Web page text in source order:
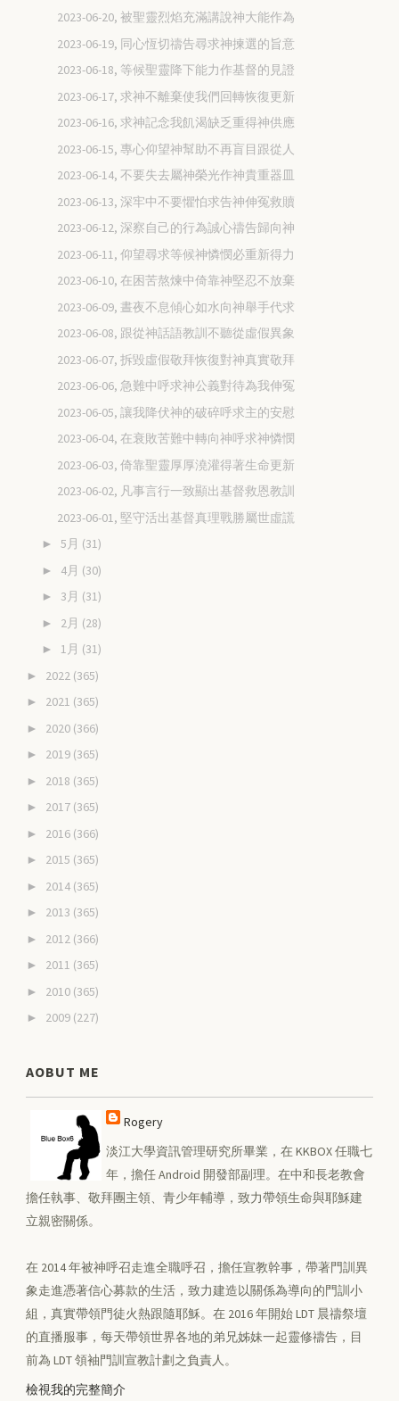
2023-06-20, 被聖靈烈焰充滿講說神大能作為
2023-06-19, 同心恆切禱告尋求神揀選的旨意
2023-06-18, 等候聖靈降下能力作基督的見證
2023-06-17, 求神不離棄使我們回轉恢復更新
2023-06-16, 求神記念我飢渴缺乏重得神供應
2023-06-15, 專心仰望神幫助不再盲目跟從人
2023-06-14, 不要失去屬神榮光作神貴重器皿
2023-06-13, 深牢中不要懼怕求告神伸冤救贖
2023-06-12, 深察自己的行為誠心禱告歸向神
2023-06-11, 仰望尋求等候神憐憫必重新得力
2023-06-10, 在困苦熬煉中倚靠神堅忍不放棄
2023-06-09, 晝夜不息傾心如水向神舉手代求
2023-06-08, 跟從神話語教訓不聽從虛假異象
2023-06-07, 拆毀虛假敬拜恢復對神真實敬拜
2023-06-06, 急難中呼求神公義對待為我伸冤
2023-06-05, 讓我降伏神的破碎呼求主的安慰
2023-06-04, 在衰敗苦難中轉向神呼求神憐憫
2023-06-03, 倚靠聖靈厚厚澆灌得著生命更新
2023-06-02, 凡事言行一致顯出基督救恩教訓
2023-06-01, 堅守活出基督真理戰勝屬世虛謊
► 5月 (31)
► 4月 (30)
► 3月 (31)
► 2月 (28)
► 1月 (31)
► 2022 (365)
► 2021 (365)
► 2020 (366)
► 2019 (365)
► 2018 (365)
► 2017 (365)
► 2016 (366)
► 2015 (365)
► 2014 (365)
► 2013 (365)
► 2012 (366)
► 2011 (365)
► 2010 (365)
► 2009 (227)
AOBUT ME
Rogery
淡江大學資訊管理研究所畢業，在 KKBOX 任職七
年，擔任 Android 開發部副理。在中和長老教會
擔任執事、敬拜團主領、青少年輔導，致力帶領生命與耶穌建
立親密關係。
在 2014 年被神呼召走進全職呼召，擔任宣教幹事，帶著門訓異
象走進憑著信心募款的生活，致力建造以關係為導向的門訓小
組，真實帶領門徒火熱跟隨耶穌。在 2016 年開始 LDT 晨禱祭壇
的直播服事，每天帶領世界各地的弟兄姊妹一起靈修禱告，目
前為 LDT 領袖門訓宣教計劃之負責人。
檢視我的完整簡介